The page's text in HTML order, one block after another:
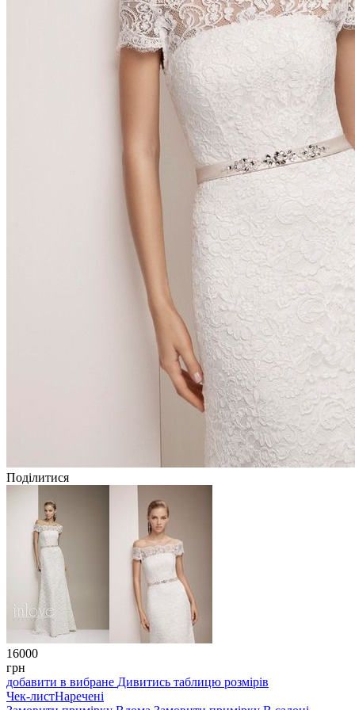
Поділитися
16000
грн
добавити в вибране Дивитись таблицю розмірів
Чек-листНаречені